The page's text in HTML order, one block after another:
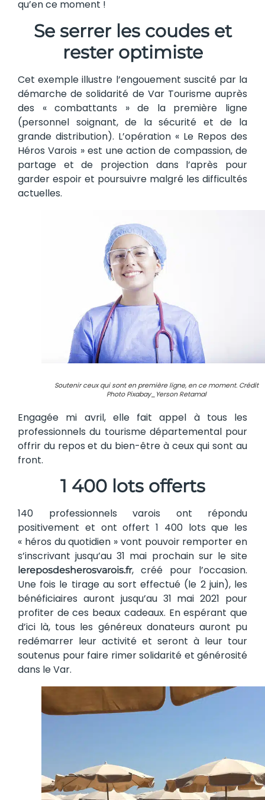
qu’en ce moment !
Se serrer les coudes et
rester optimiste
Cet exemple illustre l’engouement suscité par la
démarche de solidarité de Var Tourisme auprès
des « combattants » de la première ligne
(personnel soignant, de la sécurité et de la
grande distribution). L’opération « Le Repos des
Héros Varois » est une action de compassion, de
partage et de projection dans l’après pour
garder espoir et poursuivre malgré les difficultés
actuelles.
Soutenir ceux qui sont en première ligne, en ce moment. Crédit
Photo Pixabay_Yerson Retamal
Engagée mi avril, elle fait appel à tous les
professionnels du tourisme départemental pour
offrir du repos et du bien-être à ceux qui sont au
front.
1 400 lots offerts
140 professionnels varois ont répondu
positivement et ont offert 1 400 lots que les
« héros du quotidien » vont pouvoir remporter en
s’inscrivant jusqu’au 31 mai prochain sur le site
lereposdesherosvarois.fr, créé pour l’occasion.
Une fois le tirage au sort effectué (le 2 juin), les
bénéficiaires auront jusqu’au 31 mai 2021 pour
profiter de ces beaux cadeaux. En espérant que
d’ici là, tous les généreux donateurs auront pu
redémarrer leur activité et seront à leur tour
soutenus pour faire rimer solidarité et générosité
dans le Var.